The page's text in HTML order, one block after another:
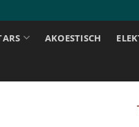
AKOESTISCH